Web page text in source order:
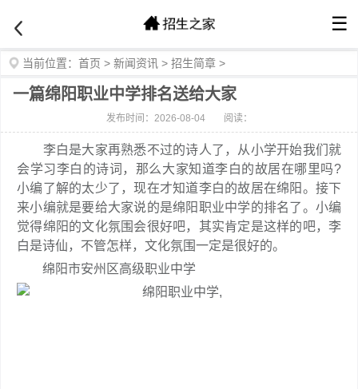
☰
当前位置： 首页 > 新闻资讯 > 招生简章 >
一篇绵阳职业中学排名送给大家
发布时间：2026-08-04 阅读：
李白是大家再熟悉不过的诗人了，从小学开始我们就
会学习李白的诗词，那么大家知道李白的故居在哪里吗?
小编了解的太少了，现在才知道李白的故居在绵阳。接下
来小编就是要给大家说的是绵阳职业中学的排名了。小编
觉得绵阳的文化氛围会很好吧，其实肯定是这样的吧，李
白是诗仙，不管怎样，文化氛围一定是很好的。
绵阳市安州区高级职业中学